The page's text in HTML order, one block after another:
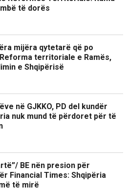
të dorës
mijëra qytetarë që po
territoriale e Ramës,
e Shqipërisë
në GJKKO, PD del kundër
nuk mund të përdoret për të
BE nën presion për
Financial Times: Shqipëria
të mirë